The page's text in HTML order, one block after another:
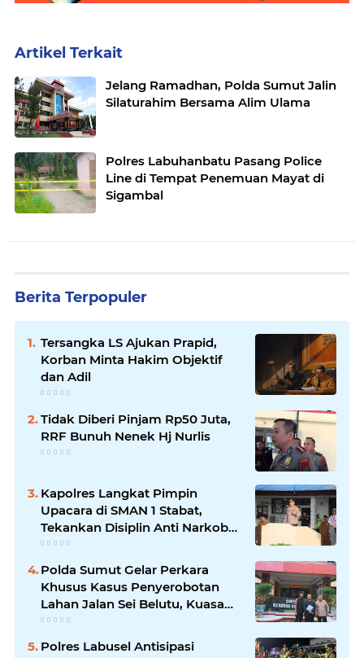
Artikel Terkait
Jelang Ramadhan, Polda Sumut Jalin
Silaturahim Bersama Alim Ulama
Polres Labuhanbatu Pasang Police
Line di Tempat Penemuan Mayat di
Sigambal
Berita Terpopuler
Tersangka LS Ajukan Prapid,
Korban Minta Hakim Objektif
dan Adil
Tidak Diberi Pinjam Rp50 Juta,
RRF Bunuh Nenek Hj Nurlis
Kapolres Langkat Pimpin
Upacara di SMAN 1 Stabat,
Tekankan Disiplin Anti Narkoba
dan Bijak Bermedsos
Polda Sumut Gelar Perkara
Khusus Kasus Penyerobotan
Lahan Jalan Sei Belutu, Kuasa
Hukum Pelapor Minta Kasus
Dilanjutkan
Polres Labusel Antisipasi